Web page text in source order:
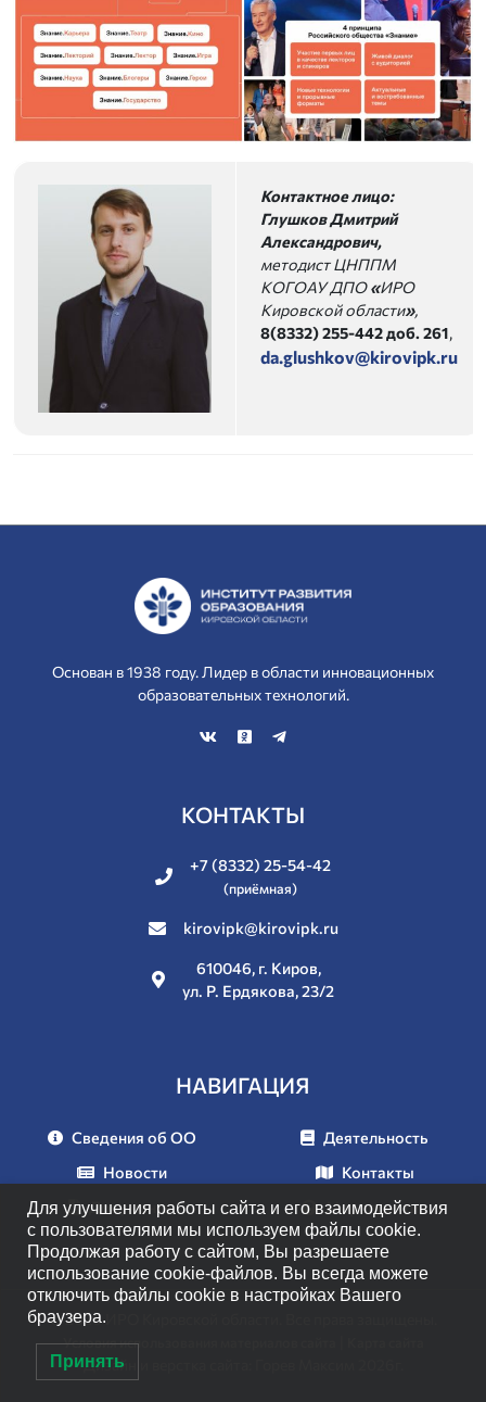
Контактное лицо:
Глушков Дмитрий
Александрович,
методист ЦНППМ
КОГОАУ ДПО«ИРО
Кировской области»,
8(8332) 255-442доб. 261,
da.glushkov@kirovipk.ru
Основан в 1938 году. Лидер в области инновационных
образовательных технологий.
КОНТАКТЫ
+7 (8332) 25-54-42
(приёмная)
kirovipk@kirovipk.ru
610046, г. Киров,
ул. Р. Ердякова, 23/2
НАВИГАЦИЯ
Сведения об ОО
Новости
Документы
Деятельность
Контакты
Мероприятия
© 2026 ИРО Кировской области. Все права защищены.
Условия использования материалов сайта
Дизайн и верстка сайта: Горев Максим 2026г.
Для улучшения работы сайта и его взаимодействия
с пользователями мы используем файлы cookie.
Продолжая работу с сайтом, Вы разрешаете
использование cookie-файлов. Вы всегда можете
отключить файлы cookie в настройках Вашего
браузера.
Принять